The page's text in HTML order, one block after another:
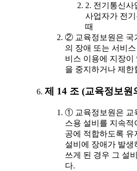
2. 전기통신사
사업자가 전
때
② 교육정보원은 국
의 장애 또는 서비
비스 이용에 지장이
을 중지하거나 제한
제 14 조 (교육정보원
① 교육정보원은 교
스용 설비를 지속적
공에 적합하도록 유
설비에 장애가 발생
쓰게 된 경우 그 설
다.